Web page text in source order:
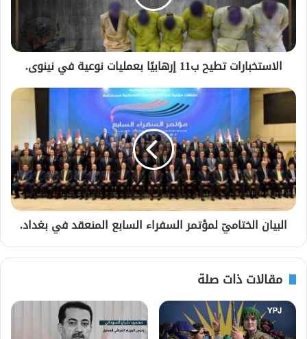
الاستخبارات تطيح ب11 إرهابيًا بعمليات نوعية في نينوى.
البيان الختاميّ لمؤتمر السفراء السابع المنعقد في بغداد.
مقالات ذات صلة